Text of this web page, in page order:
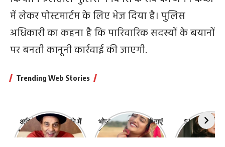
में लेकर पोस्टमार्टम के लिए भेज दिया है। पुलिस
अधिकारी का कहना है कि पारिवारिक सदस्यों के बयानों
पर बनती कानूनी कार्रवाई की जाएगी.
Trending Web Stories
अभिनेता धर्मेंद्र के बारे में
10 रोचक बातें, जिनके बारे
भोजपुरी की ये 10 हसीनाएं
हैं सबसे खूबसूरत | top-
Shefali
‘कांटा लगा